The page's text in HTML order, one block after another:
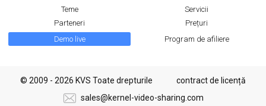
Teme
Servicii
Parteneri
Prețuri
Demo live
Program de afiliere
© 2009 - 2026 KVS Toate drepturile
contract de licență
sales@kernel-video-sharing.com